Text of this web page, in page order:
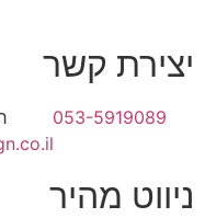
ניווט מהיר
יצירת קשר
053-5919089